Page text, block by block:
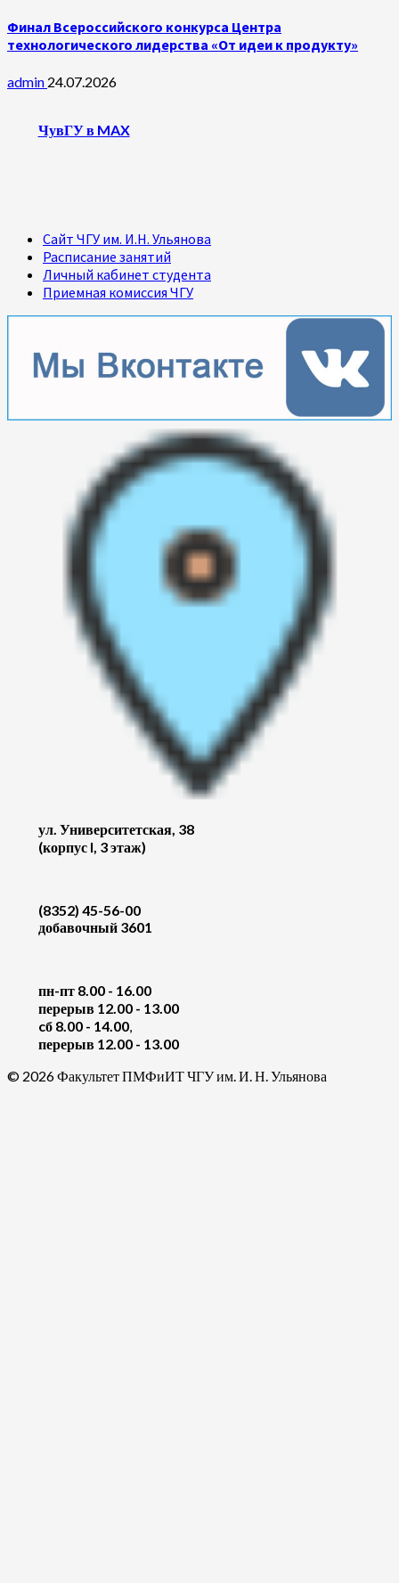
Финал Всероссийского конкурса Центра
технологического лидерства «От идеи к продукту»
admin 24.07.2026
ЧувГУ в MAX
Сайт ЧГУ им. И.Н. Ульянова
Расписание занятий
Личный кабинет студента
Приемная комиссия ЧГУ
ул. Университетская, 38
(корпус I, 3 этаж)
(8352) 45-56-00
добавочный 3601
пн-пт 8.00 - 16.00
перерыв 12.00 - 13.00
cб 8.00 - 14.00,
перерыв 12.00 - 13.00
© 2026 Факультет ПМФиИТ ЧГУ им. И. Н. Ульянова